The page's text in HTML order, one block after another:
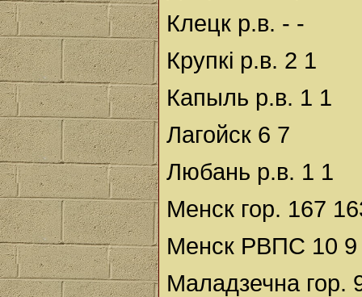
Клецк р.в. - -
Крупкі р.в. 2 1
Капыль р.в. 1 1
Лагойск 6 7
Любань р.в. 1 1
Менск гор. 167
Менск РВПС 10 9
Маладзечна гор.